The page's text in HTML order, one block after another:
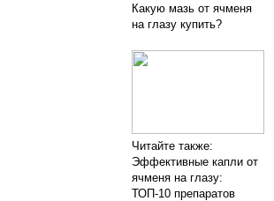
Какую мазь от ячменя
на глазу купить?
Читайте также:
Эффективные капли от
ячменя на глазу:
ТОП-10 препаратов